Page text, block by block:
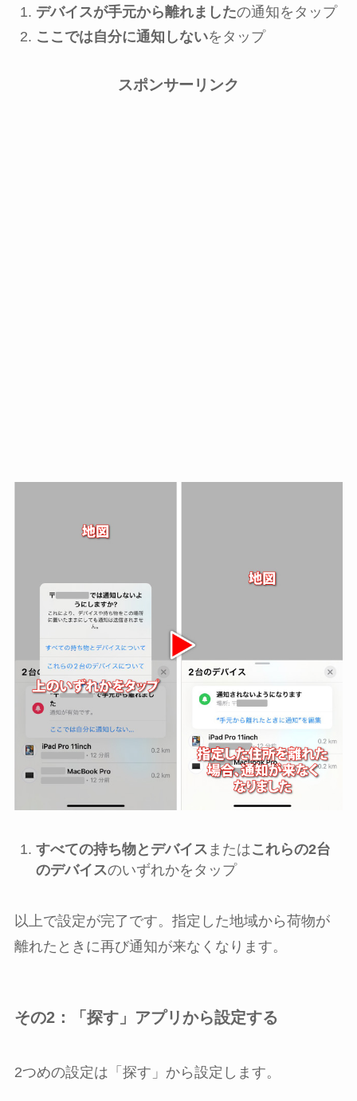
デバイスが手元から離れましたの通知をタップ
ここでは自分に通知しないをタップ
スポンサーリンク
すべての持ち物とデバイス またはこれらの2台
のデバイスのいずれかをタップ
以上で設定が完了です。指定した地域から荷物が
離れたときに再び通知が来なくなります。
その2：「探す」アプリから設定する
2つめの設定は「探す」から設定します。